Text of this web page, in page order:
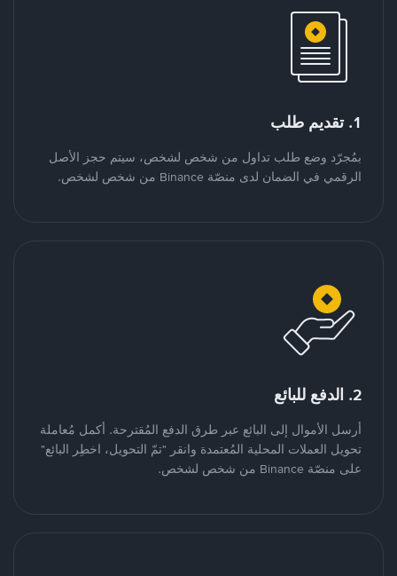
1. تقديم طلب
بمُجرّد وضع طلب تداول من شخص لشخص، سيتم حجز الأصل
الرقمي في الضمان لدى منصّة Binance من شخص لشخص.
2. الدفع للبائع
أرسل الأموال إلى البائع عبر طرق الدفع المُقترحة. أكمل مُعاملة
تحويل العملات المحلية المُعتمدة وانقر "تمّ التحويل، اخطِر البائع"
على منصّة Binance من شخص لشخص.